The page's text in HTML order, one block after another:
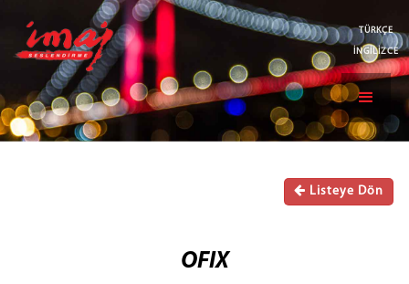
TÜRKÇE
İNGİLİZCE
Listeye Dön
OFIX